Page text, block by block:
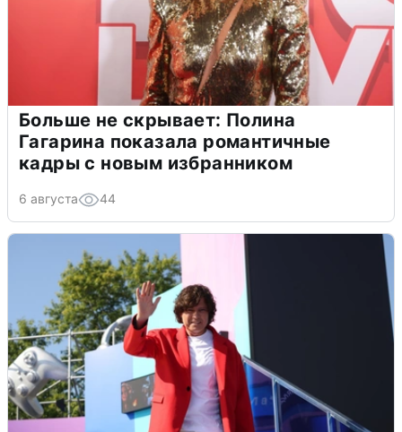
Больше не скрывает: Полина
Гагарина показала романтичные
кадры с новым избранником
6 августа 44